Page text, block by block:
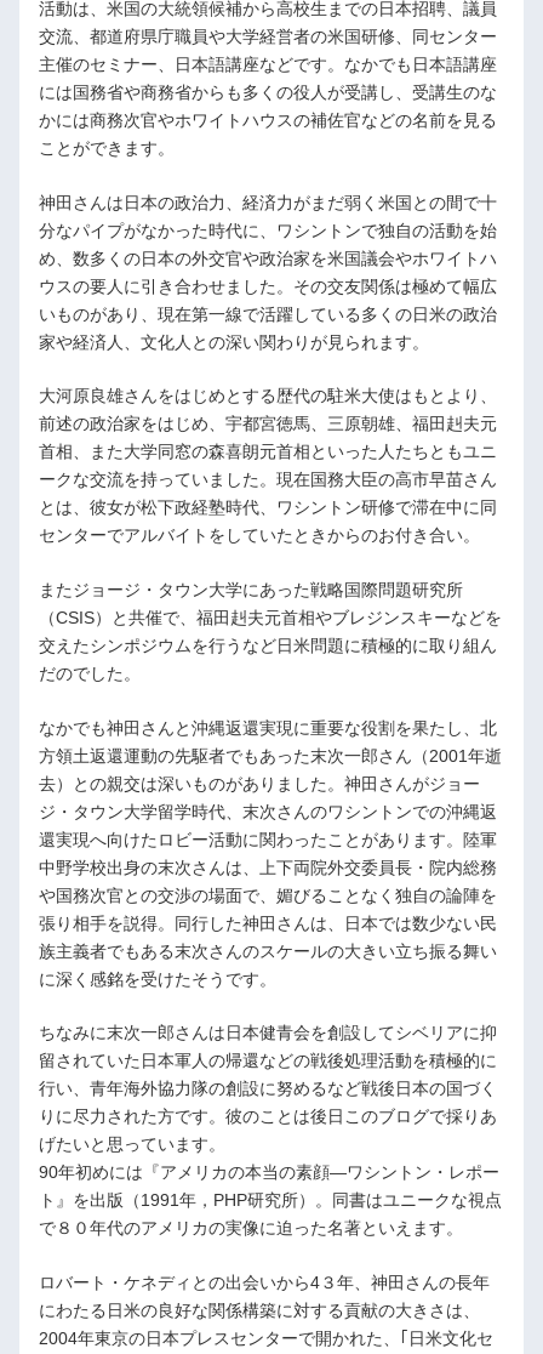
活動は、米国の大統領候補から高校生までの日本招聘、議員
交流、都道府県庁職員や大学経営者の米国研修、同センター
主催のセミナー、日本語講座などです。なかでも日本語講座
には国務省や商務省からも多くの役人が受講し、受講生のな
かには商務次官やホワイトハウスの補佐官などの名前を見る
ことができます。
神田さんは日本の政治力、経済力がまだ弱く米国との間で十
分なパイプがなかった時代に、ワシントンで独自の活動を始
め、数多くの日本の外交官や政治家を米国議会やホワイトハ
ウスの要人に引き合わせました。その交友関係は極めて幅広
いものがあり、現在第一線で活躍している多くの日米の政治
家や経済人、文化人との深い関わりが見られます。
大河原良雄さんをはじめとする歴代の駐米大使はもとより、
前述の政治家をはじめ、宇都宮徳馬、三原朝雄、福田赳夫元
首相、また大学同窓の森喜朗元首相といった人たちともユニ
ークな交流を持っていました。現在国務大臣の高市早苗さん
とは、彼女が松下政経塾時代、ワシントン研修で滞在中に同
センターでアルバイトをしていたときからのお付き合い。
またジョージ・タウン大学にあった戦略国際問題研究所
（CSIS）と共催で、福田赳夫元首相やブレジンスキーなどを
交えたシンポジウムを行うなど日米問題に積極的に取り組ん
だのでした。
なかでも神田さんと沖縄返還実現に重要な役割を果たし、北
方領土返還運動の先駆者でもあった末次一郎さん（2001年逝
去）との親交は深いものがありました。神田さんがジョー
ジ・タウン大学留学時代、末次さんのワシントンでの沖縄返
還実現へ向けたロビー活動に関わったことがあります。陸軍
中野学校出身の末次さんは、上下両院外交委員長・院内総務
や国務次官との交渉の場面で、媚びることなく独自の論陣を
張り相手を説得。同行した神田さんは、日本では数少ない民
族主義者でもある末次さんのスケールの大きい立ち振る舞い
に深く感銘を受けたそうです。
ちなみに末次一郎さんは日本健青会を創設してシベリアに抑
留されていた日本軍人の帰還などの戦後処理活動を積極的に
行い、青年海外協力隊の創設に努めるなど戦後日本の国づく
りに尽力された方です。彼のことは後日このブログで採りあ
げたいと思っています。
90年初めには『アメリカの本当の素顔―ワシントン・レポー
ト』を出版（1991年，PHP研究所）。同書はユニークな視点
で８０年代のアメリカの実像に迫った名著といえます。
ロバート・ケネディとの出会いから4３年、神田さんの長年
にわたる日米の良好な関係構築に対する貢献の大きさは、
2004年東京の日本プレスセンターで開かれた、｢日米文化セ